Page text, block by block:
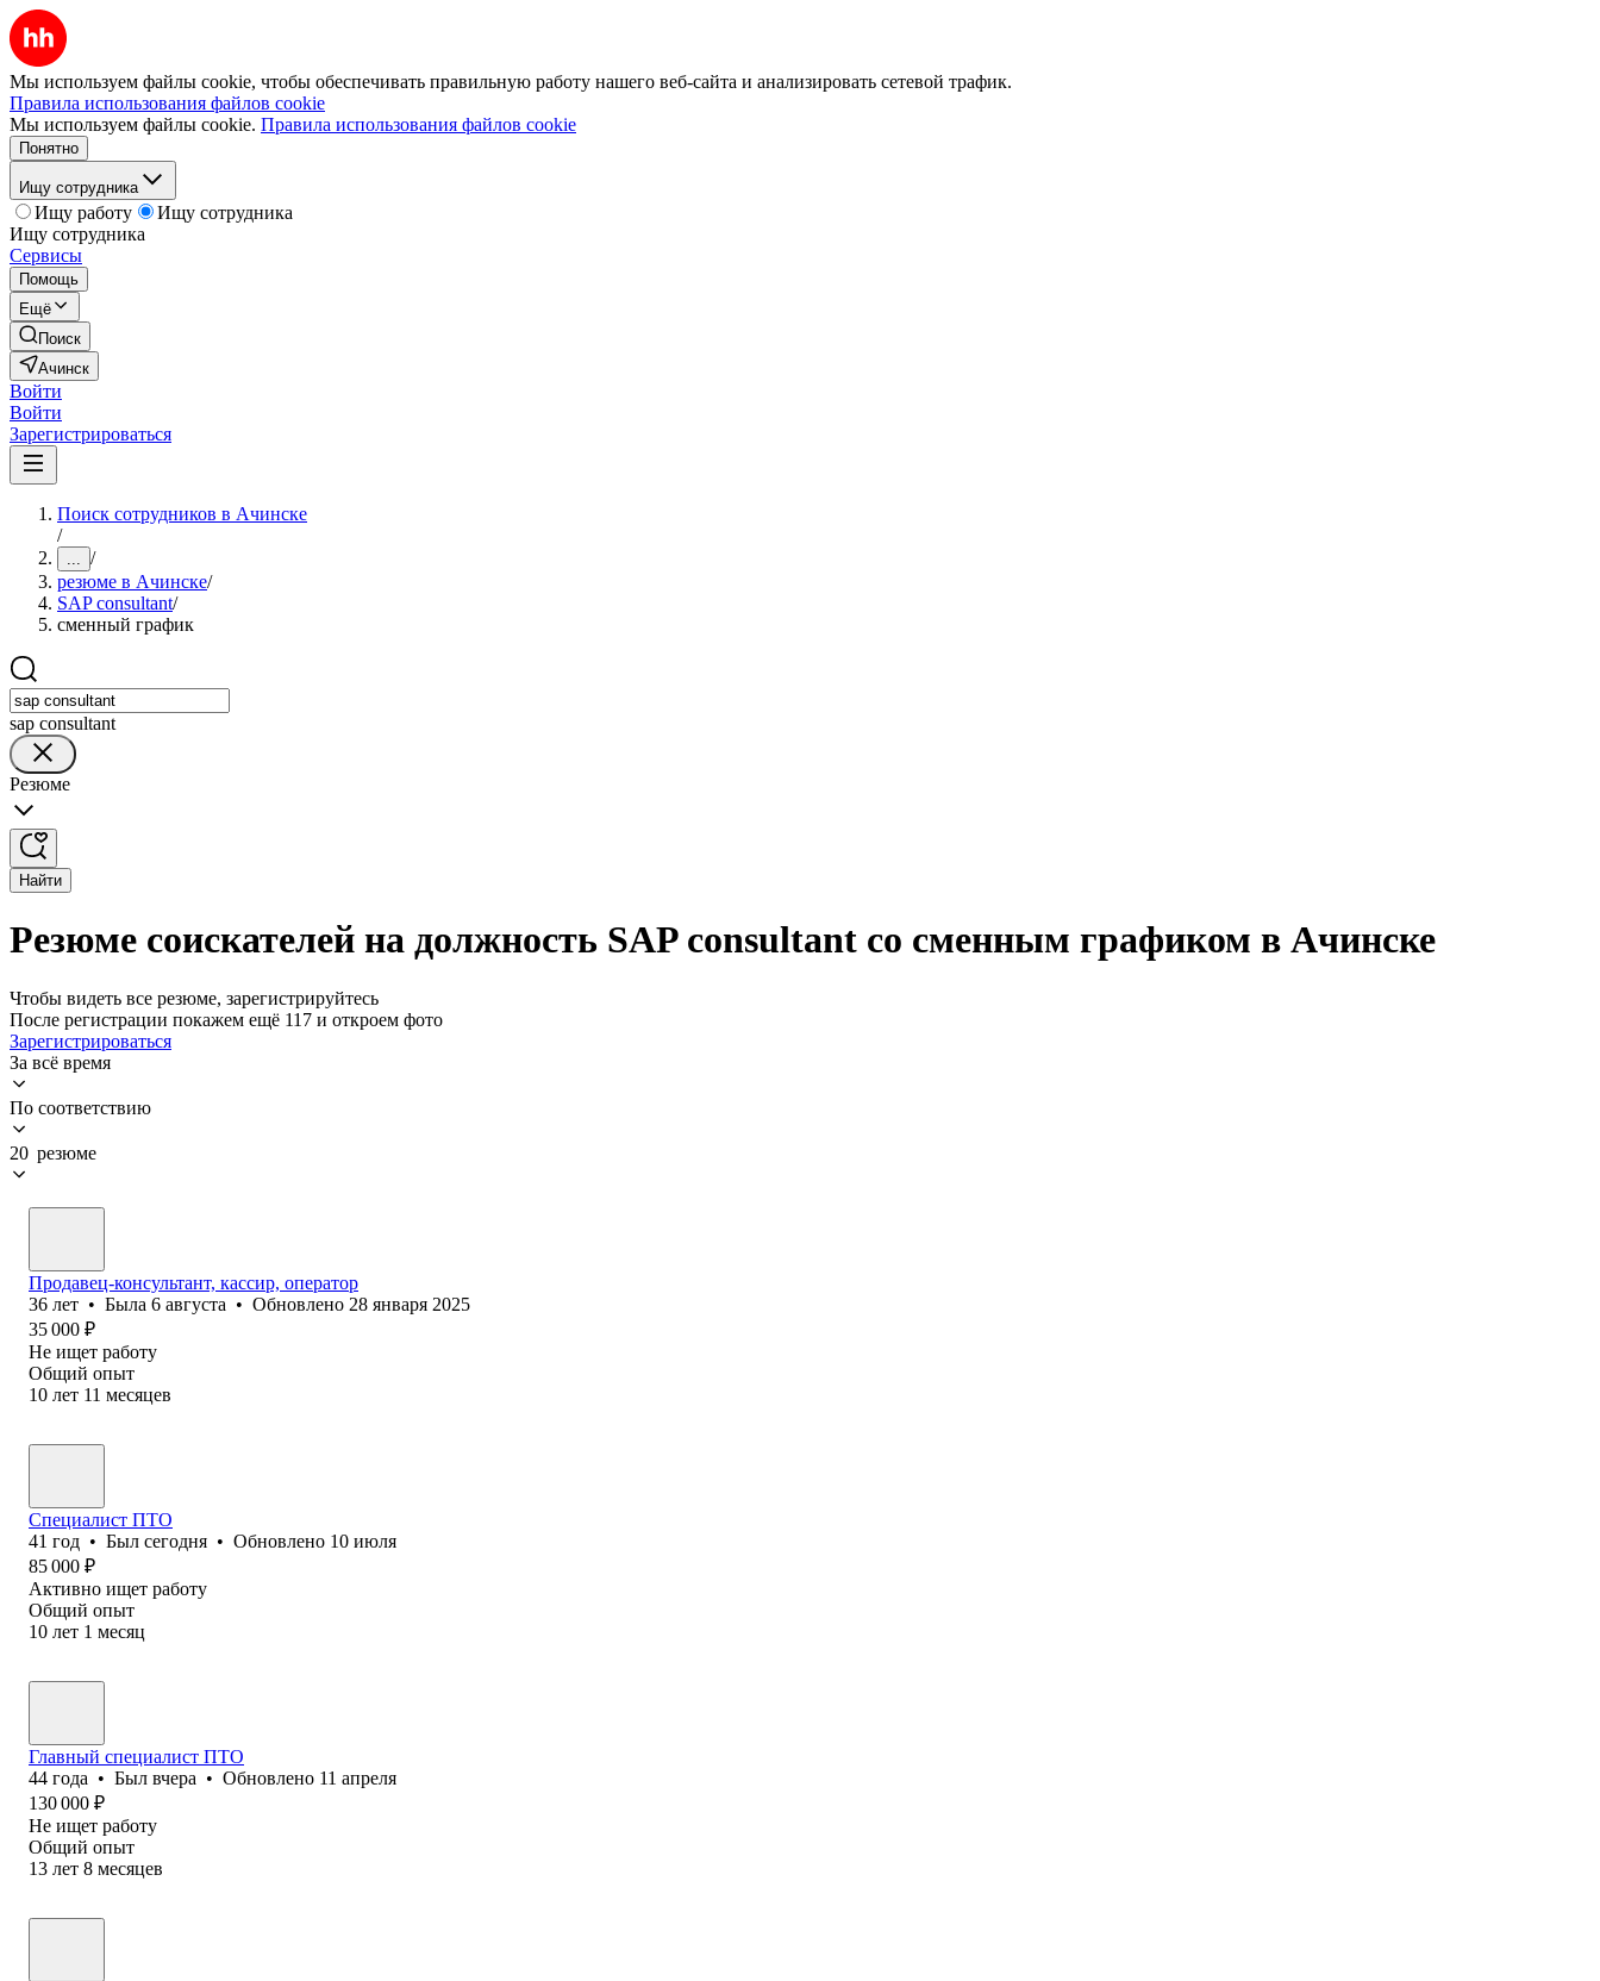
Мы используем файлы cookie, чтобы обеспечивать правильную работу нашего веб-сайта и анализировать сетевой трафик.
Правила использования файлов cookie
Мы используем файлы cookie. Правила использования файлов cookie
Понятно
Ищу сотрудника
Ищу работу
Ищу сотрудника
Ищу сотрудника
Сервисы
Помощь
Ещё
Поиск
Ачинск
Войти
Войти
Зарегистрироваться
Поиск сотрудников в Ачинске
/
... /
резюме в Ачинске/
SAP consultant/
сменный график
sap consultant
Резюме
Найти
Резюме соискателей на должность SAP consultant со сменным графиком в Ачинске
Чтобы видеть все резюме, зарегистрируйтесь
После регистрации покажем ещё 117 и откроем фото
Зарегистрироваться
За всё время
По соответствию
20 резюме
Продавец-консультант, кассир, оператор
36 лет • Была 6 августа • Обновлено 28 января 2025
35 000 ₽
Не ищет работу
Общий опыт
10 лет 11 месяцев
Специалист ПТО
41 год • Был сегодня • Обновлено 10 июля
85 000 ₽
Активно ищет работу
Общий опыт
10 лет 1 месяц
Главный специалист ПТО
44 года • Был вчера • Обновлено 11 апреля
130 000 ₽
Не ищет работу
Общий опыт
13 лет 8 месяцев